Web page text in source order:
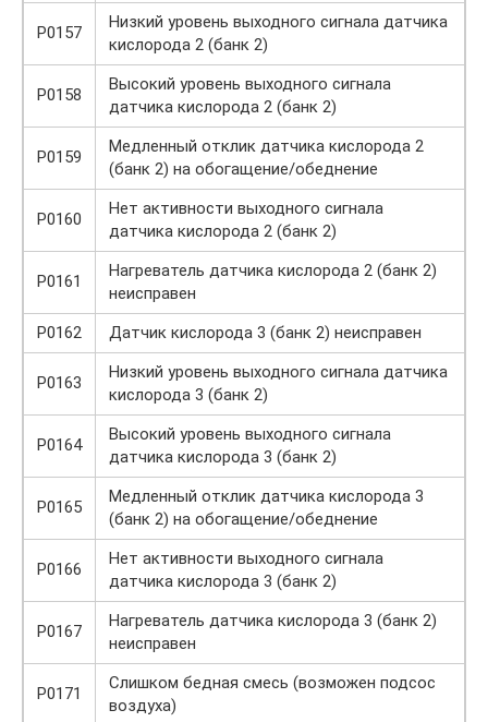
P0157
Низкий уровень выходного сигнала датчика
кислорода 2 (банк 2)
P0158
Высокий уровень выходного сигнала
датчика кислорода 2 (банк 2)
P0159
Медленный отклик датчика кислорода 2
(банк 2) на обогащение/обеднение
P0160
Нет активности выходного сигнала
датчика кислорода 2 (банк 2)
P0161
Нагреватель датчика кислорода 2 (банк 2)
неисправен
P0162
Датчик кислорода 3 (банк 2) неисправен
P0163
Низкий уровень выходного сигнала датчика
кислорода 3 (банк 2)
P0164
Высокий уровень выходного сигнала
датчика кислорода 3 (банк 2)
P0165
Медленный отклик датчика кислорода 3
(банк 2) на обогащение/обеднение
P0166
Нет активности выходного сигнала
датчика кислорода 3 (банк 2)
P0167
Нагреватель датчика кислорода 3 (банк 2)
неисправен
P0171
Слишком бедная смесь (возможен подсос
воздуха)